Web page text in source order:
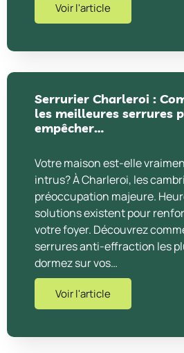
Voir l'article
Serrurier Charleroi :
les meilleures serrures
empêcher…
Votre maison est-elle
intrus? À Charleroi, les
préoccupation majeure.
solutions existent pour
votre foyer. Découvrez
serrures anti-effraction les
dormez sur vos…
Voir l'article